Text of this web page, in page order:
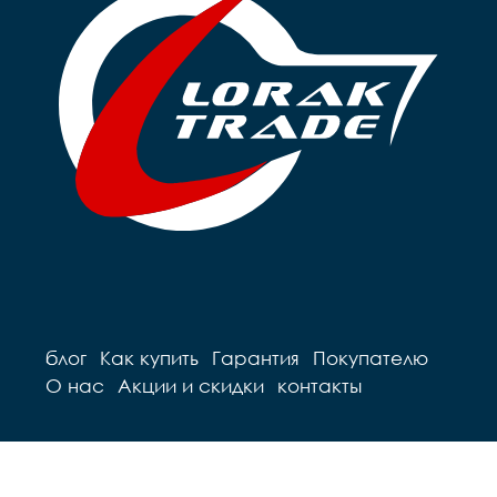
Обода		ALLOY
одинарный
Рулевая		резьбовая 1"
Вынос		сталь
Руль		steel
Грипсы		black
Седло		black
Педали		пластиковые
Подседельный штырь
steel
Вес   14,8 кг
Руль		steel
Грипсы		black
Седло		black
Педали		пластиковые
Подседельный
блог Как купить Гарантия
Покупателю
О нас
Акции и скидки контакты